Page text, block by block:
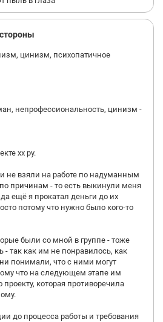
цинизм, психопатичное
непрофессиональность, цинизм -
хх ру.
не взяли на работе по надуманным
причинам - то есть выкинули меня
ещё я прокатал деньги до их
потому что нужно было кого-то
были со мной в группе - тоже
- так как им не понравилось, как
понимали, что с ними могут
что на следующем этапе им
которая противоречила
до процесса работы и требования